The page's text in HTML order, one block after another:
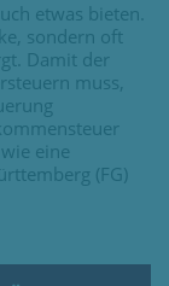
etwas bieten.
sondern oft
Damit der
muss,
eine
(FG)